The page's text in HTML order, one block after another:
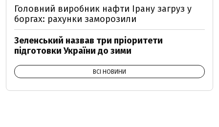
Головний виробник нафти Ірану загруз у
боргах: рахунки заморозили
Зеленський назвав три пріоритети
підготовки України до зими
ВСІ НОВИНИ